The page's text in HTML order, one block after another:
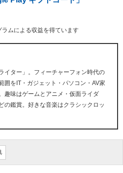
ムによる収益を得ています
イター」。フィーチャーフォン時代の
囲をIT・ガジェット・パソコン・AV家
趣味はゲームとアニメ・仮面ライダ
の鑑賞。好きな音楽はクラシックロッ